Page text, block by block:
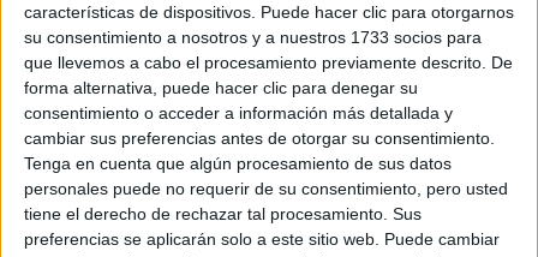
características de dispositivos. Puede hacer clic para otorgarnos
su consentimiento a nosotros y a nuestros 1733 socios para
que llevemos a cabo el procesamiento previamente descrito. De
forma alternativa, puede hacer clic para denegar su
consentimiento o acceder a información más detallada y
cambiar sus preferencias antes de otorgar su consentimiento.
Tenga en cuenta que algún procesamiento de sus datos
personales puede no requerir de su consentimiento, pero usted
tiene el derecho de rechazar tal procesamiento. Sus
preferencias se aplicarán solo a este sitio web. Puede cambiar
¿En qué año terminas (o terminaste) bachillerato o FP?
Soy estudiante de:*